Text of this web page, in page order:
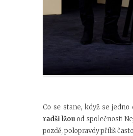
Co se stane, když se
radši lžouod společnosti
pozdě, polopravdy příliš